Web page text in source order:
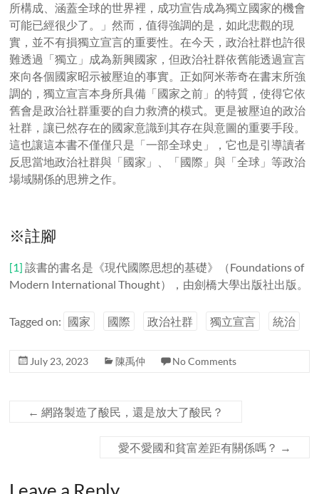
所構成、涵蓋全球的世界裡，成功宣告成為獨立國家的機會
可能已經很少了。」然而，值得強調的是，如此悲觀的現
實，並不有損獨立宣言的重要性。在今天，政治社群也許很
難透過「獨立」成為新興國家，但政治社群依舊能透過宣言
來向各個國家昭示被壓迫的事實。正如阿米蒂奇在書末所強
調的，獨立宣言本身所具備「國家之前」的特質，使得它依
舊會是政治社群重要的自力救濟的模式。更是被壓迫的政治
社群，讓已然存在的國家意識到其存在與意圖的重要手段。
這也讓這本書不僅僅只是「一部全球史」，它也是引導讀者
反思當地政治社群與「國家」、「國際」與「全球」等政治
場域關係的思辨之作。
※註腳
[1] 該書的書名是《現代國際思想的基礎》（Foundations of
Modern International Thought），由劍橋大學出版社出版。
Tagged on: 國家 國際 政治社群 獨立宣言 統治
July 23, 2023 陳禹仲 No Comments
← 網路製造了酸民，還是放大了酸民？
愛不愛國和貧富差距有關係嗎？ →